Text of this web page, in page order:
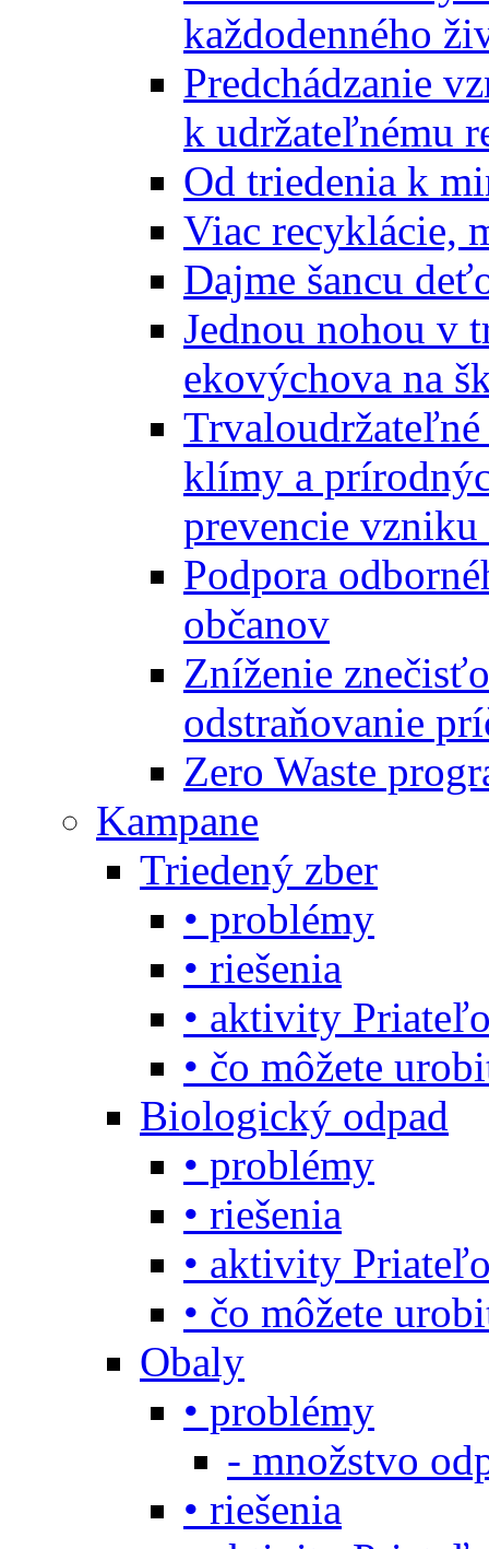
každodenného
Predchádzanie
k udržateľnému
Od triedenia k
Viac recyklácie,
Dajme šancu
Jednou nohou v
ekovýchova na
klímy a
prevencie vzniku
Podpora
občanov
Zníženie
odstraňovanie
Zero Waste
Kampane
Triedený zber
• problémy
• riešenia
• aktivity
• čo môžete
Biologický odpad
• problémy
• riešenia
• aktivity
• čo môžete
Obaly
• problémy
- množstvo
• riešenia